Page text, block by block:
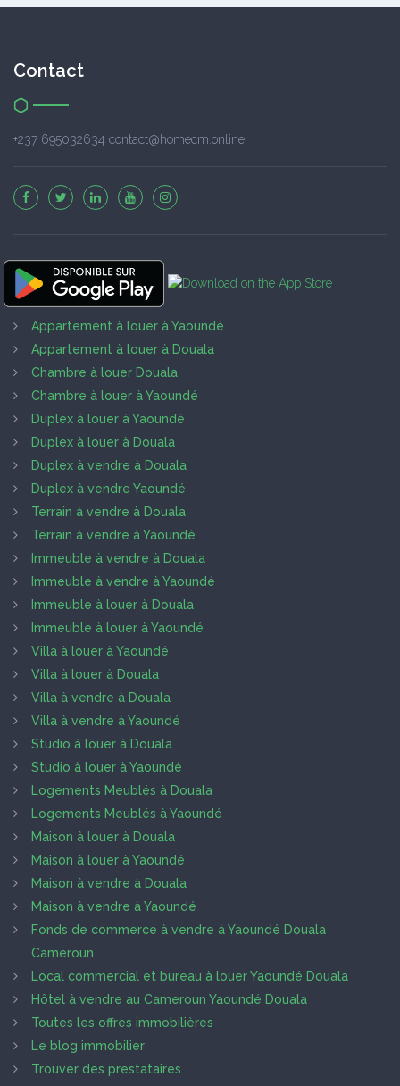
Contact
+237 695032634 contact@homecm.online
Appartement à louer à Yaoundé
Appartement à louer à Douala
Chambre à louer Douala
Chambre à louer à Yaoundé
Duplex à louer à Yaoundé
Duplex à louer à Douala
Duplex à vendre à Douala
Duplex à vendre Yaoundé
Terrain à vendre à Douala
Terrain à vendre à Yaoundé
Immeuble à vendre à Douala
Immeuble à vendre à Yaoundé
Immeuble à louer à Douala
Immeuble à louer à Yaoundé
Villa à louer à Yaoundé
Villa à louer à Douala
Villa à vendre à Douala
Villa à vendre à Yaoundé
Studio à louer à Douala
Studio à louer à Yaoundé
Logements Meublés à Douala
Logements Meublés à Yaoundé
Maison à louer à Douala
Maison à louer à Yaoundé
Maison à vendre à Douala
Maison à vendre à Yaoundé
Fonds de commerce à vendre à Yaoundé Douala
Cameroun
Local commercial et bureau à louer Yaoundé Douala
Hôtel à vendre au Cameroun Yaoundé Douala
Toutes les offres immobilières
Le blog immobilier
Trouver des prestataires